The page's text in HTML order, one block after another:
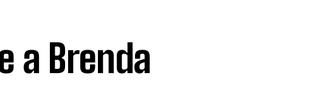
a Brenda